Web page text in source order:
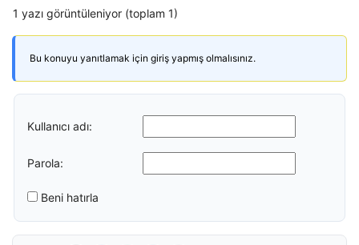
1 yazı görüntüleniyor (toplam 1)
Bu konuyu yanıtlamak için giriş yapmış olmalısınız.
Kullanıcı adı:
Parola:
Beni hatırla